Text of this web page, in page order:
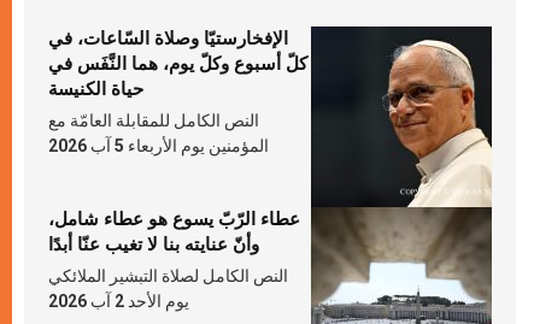
الإفخارستيّا وصلاة السّاعات، في
كلّ أسبوع وكلّ يوم، هما النَّفَس في
حياة الكنيسة
النص الكامل للمقابلة العامّة مع
المؤمنين يوم الأربعاء 5 آب 2026
عطاء الرّبّ يسوع هو عطاء شامل،
وأنّ عنايته بنا لا تغيب عنّا أبدًا
النص الكامل لصلاة التبشير الملائكي
يوم الأحد 2 آب 2026